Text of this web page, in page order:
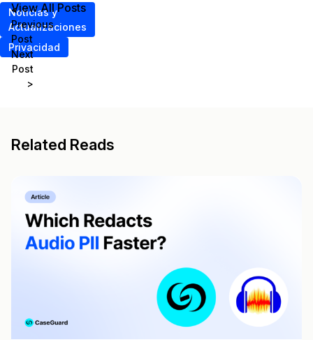
Noticias y
Actualizaciones
Privacidad
<
Previous
Post
Next
Post
>
View All Posts
Related Reads